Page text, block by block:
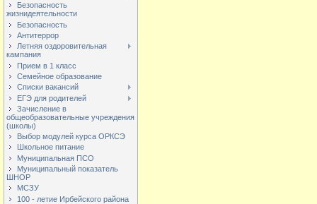
Безопасность
жизнидеятельности
Безопасность
Антитеррор
Летняя оздоровительная
кампания
Прием в 1 класс
Семейное образование
Списки вакансий
ЕГЭ для родителей
Зачисление в
общеобразовательные учреждения
(школы)
Выбор модулей курса ОРКСЭ
Школьное питание
Муниципальная ПСО
Муниципальный показатель
ШНОР
МСЗУ
100 - летие Ирбейского района